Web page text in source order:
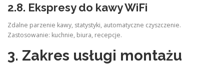
2.8. Ekspresy do kawy WiFi
Zdalne parzenie kawy, statystyki, automatyczne czyszczenie.
Zastosowanie: kuchnie, biura, recepcje.
3. Zakres usługi montażu